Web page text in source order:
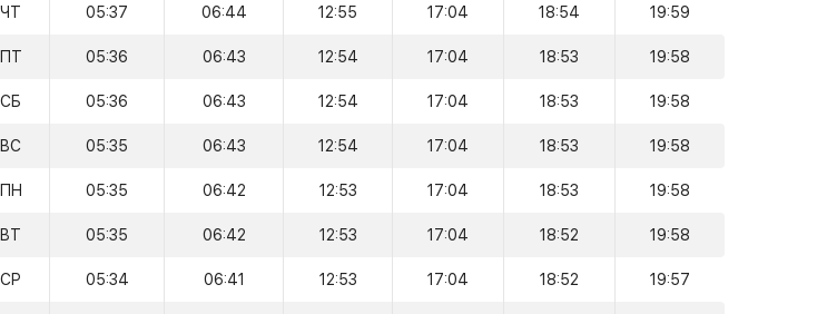
ЧТ 05:37 06:44 12:55 17:04 18:54 19:59
ПТ 05:36 06:43 12:54 17:04 18:53 19:58
СБ 05:36 06:43 12:54 17:04 18:53 19:58
ВС 05:35 06:43 12:54 17:04 18:53 19:58
ПН 05:35 06:42 12:53 17:04 18:53 19:58
ВТ 05:35 06:42 12:53 17:04 18:52 19:58
СР 05:34 06:41 12:53 17:04 18:52 19:57